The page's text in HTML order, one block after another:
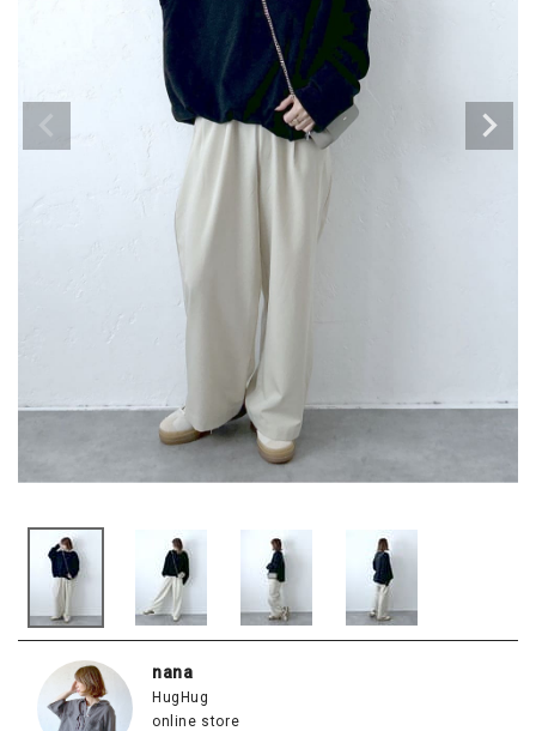
nana
HugHug
online store